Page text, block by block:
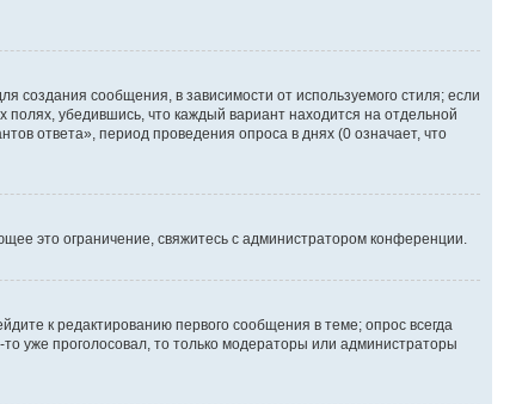
создания сообщения, в зависимости от используемого стиля; если
убедившись, что каждый вариант находится на отдельной
ответа», период проведения опроса в днях (0 означает, что
это ограничение, свяжитесь с администратором конференции.
к редактированию первого сообщения в теме; опрос всегда
уже проголосовал, то только модераторы или администраторы